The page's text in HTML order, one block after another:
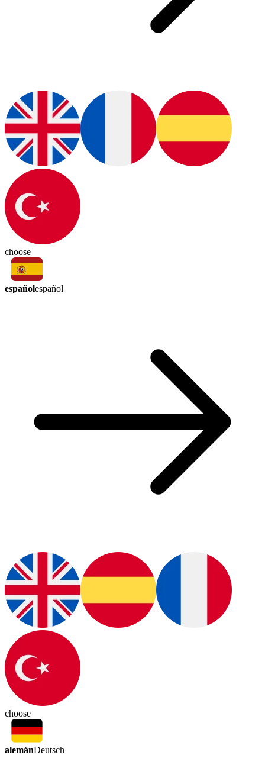
choose
españolespañol
choose
alemánDeutsch